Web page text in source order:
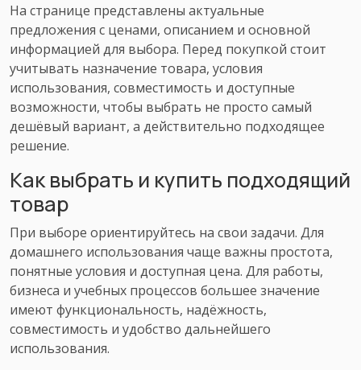
На странице представлены актуальные
предложения с ценами, описанием и основной
информацией для выбора. Перед покупкой стоит
учитывать назначение товара, условия
использования, совместимость и доступные
возможности, чтобы выбрать не просто самый
дешёвый вариант, а действительно подходящее
решение.
Как выбрать и купить подходящий
товар
При выборе ориентируйтесь на свои задачи. Для
домашнего использования чаще важны простота,
понятные условия и доступная цена. Для работы,
бизнеса и учебных процессов большее значение
имеют функциональность, надёжность,
совместимость и удобство дальнейшего
использования.